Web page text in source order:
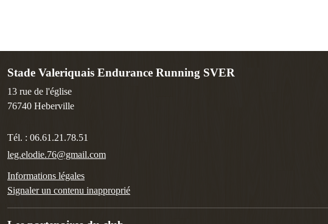
Stade Valeriquais Endurance Running SVER
13 rue de l'église
76740 Heberville
Tél. : 06.61.21.78.51
leg.elodie.76@gmail.com
Informations légales
Signaler un contenu inapproprié